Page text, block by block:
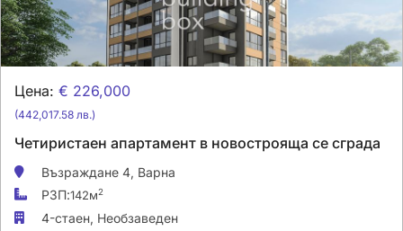
Цена: € 226,000
(442,017.58 лв.)
Четиристаен апартамент в новострояща се сграда
Възраждане 4, Варна
РЗП:142м2
4-стаен, Необзаведен